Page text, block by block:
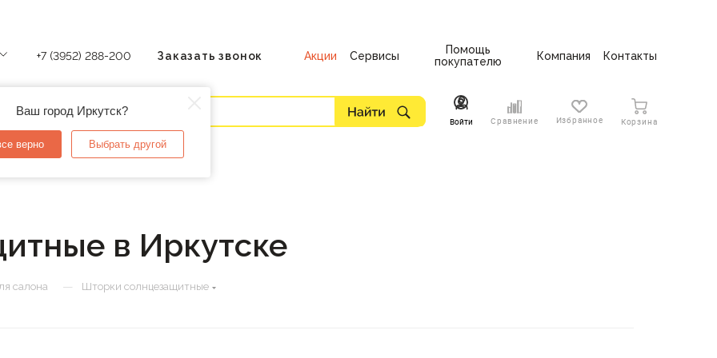
Ваш город Иркутск?
верно Выбрать другой
+7 (3952) 288-200 Заказать звонок Акции Сервисы
Помощь
покупателю
Компания Контакты
Войти Сравнение Избранное Корзина
в Иркутске
салона — Шторки солнцезащитные